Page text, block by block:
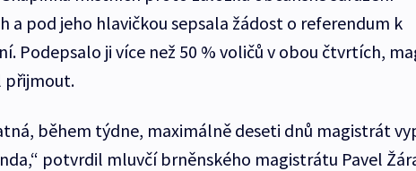
a pod jeho hlavičkou sepsala žádost o referendum k
Podepsalo ji více než 50 % voličů v obou čtvrtích,
přijmout.
během týdne, maximálně deseti dnů magistrát
potvrdil mluvčí brněnského magistrátu Pavel